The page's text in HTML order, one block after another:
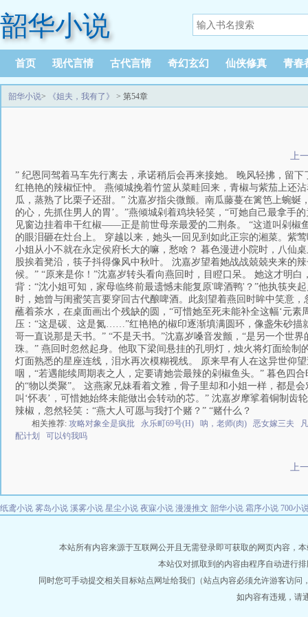
韶华小说
首页 现代言情 古代言情 奇幻玄幻 仙侠修真 青春
韶华小说> 《姐夫，我有了》 > 第54章
上
” 纪恩同驾着马车先行离去，承诺稍后会再来接她。 晚风轻拂，留
红艳艳的辣椒怔忡。 燕倾城挽着竹篮从菜畦回来，青椒与紫茄上还
瓜，蒸熟了比栗子还甜。” 沈嘉岁指尖微颤。南瓜藤蔓在篱笆上蜿
的心，先抓住男人的胃’。”燕倾城剁着鸡块轻笑，“可她自己最拿手
见窗边挂着串干红椒——正是前世母亲最爱的二荆条。 “这道叫剁椒
的眼泪砸在灶台上。 穿越以来，她头一回见到如此正宗的湘菜。紫
小姐从小不就在永定侯府长大的嘛，愁啥？ 暮色漫进小院时，八仙
股挨着凳沿，筷子抖得像风中秋叶。 沈嘉岁望着她战战兢兢夹来的
候。” “原来是你！”沈嘉岁转头看向燕回时，目瞪口呆。 她这才明
背：“沈小姐可知，家母临终前最遗憾未能复原'啤酒鸭'？”他执筷夹
时，她曾与闺蜜笑言要穿回古代酿啤酒。此刻望着燕回时眸中笑意
蘸着茶水，在桌面画出个残缺的圆，“可惜她至死未能补全这幅‘元
压：“这是碳、这是氮……”红艳艳的椒印逐渐填满圆环，像盏朱砂描
哥一直说那是天书。” “不是天书。”沈嘉岁嗓音发颤，“是另一个世
珠。” 燕回时忽然起身。他取下梁间悬挂的孔明灯，烛火将灯面绘
灯面熟悉的星座连线，泪水再次模糊视线。 原来早有人在这异世
咽，“若遇能续周期表之人，定要请她尝最辣的剁椒鱼头。” 暮色四
的“物以类聚”。 这燕家兄妹看着文雅，骨子里却和小姐一样，都是
叫‘怀表’，可惜她始终未能做出会转动的芯。” 沈嘉岁摩挲着铜制
辣椒，忽然轻笑：“燕大人可愿与我打个赌？” “赌什么？
相关推荐: 攻略对象全是疯批 永乐町69号(H) 呐，老师(肉) 恶女嫁三夫
配计划
可以钓我吗
上
纸鸢小说 雾岛小说 溪雾小说 星尘小说 夜寐小说 漫漫推文 韶华小说 霜序小说 700小
本站所有内容来源于互联网公开且无需登录即可获取的网页内容，
本站仅对抓取到的内容由程序自动进行
同时您可手动提交相关目标站点网址给我们（站点内容必须允许游客访
如内容有违规，请